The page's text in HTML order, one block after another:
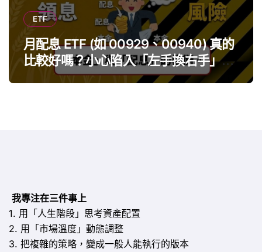
ETF
月配息 ETF (如 00929、00940) 真的
比較好嗎？小心陷入「左手換右手」迷
我專注在三件事上
1. 用「人生階段」思考資產配置
2. 用「市場溫度」動態調整
3. 把複雜的策略，變成一般人能執行的版本